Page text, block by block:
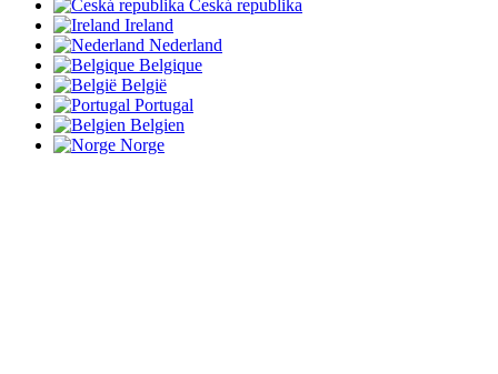
Česká republika
Ireland
Nederland
Belgique
België
Portugal
Belgien
Norge